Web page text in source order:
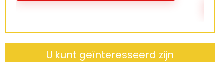
U kunt geïnteresseerd zijn